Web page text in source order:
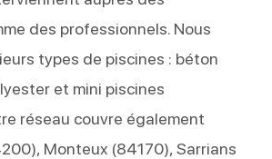
des professionnels. Nous
types de piscines : béton
et mini piscines
réseau couvre également
Monteux (84170), Sarrians